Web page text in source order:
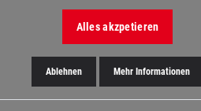
Alles akzpetieren
Ablehnen Mehr Informationen
Balkon &